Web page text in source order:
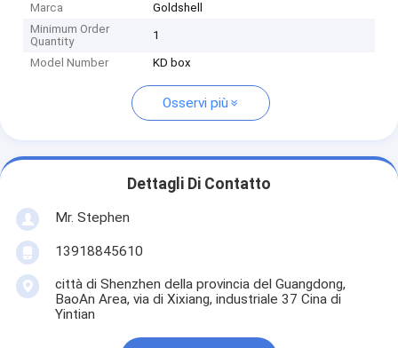
Marca
Goldshell
Minimum Order
Quantity
1
Model Number KD box
Osservi più
Dettagli Di Contatto
Mr. Stephen
13918845610
città di Shenzhen della provincia del Guangdong,
BaoAn Area, via di Xixiang, industriale 37 Cina di
Yintian